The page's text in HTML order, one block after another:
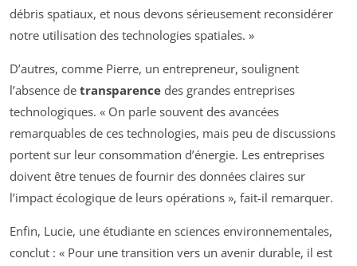
débris spatiaux, et nous devons sérieusement reconsidérer
notre utilisation des technologies spatiales. »
D’autres, comme Pierre, un entrepreneur, soulignent
l’absence de transparence des grandes entreprises
technologiques. « On parle souvent des avancées
remarquables de ces technologies, mais peu de discussions
portent sur leur consommation d’énergie. Les entreprises
doivent être tenues de fournir des données claires sur
l’impact écologique de leurs opérations », fait-il remarquer.
Enfin, Lucie, une étudiante en sciences environnementales,
conclut : « Pour une transition vers un avenir durable, il est